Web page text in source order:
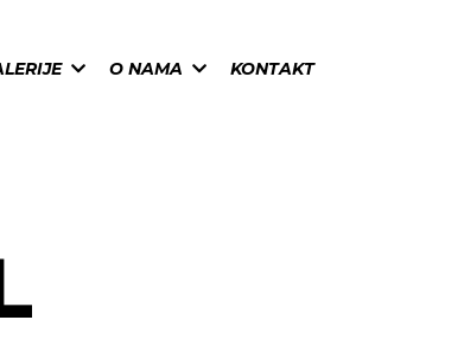
O NAMA KONTAKT